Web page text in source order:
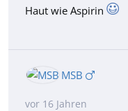
Haut wie Aspirin
MSB
vor 16 Jahren